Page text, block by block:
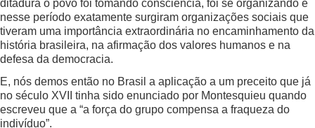
ditadura o povo foi tomando consciência, foi se organizando e
nesse período exatamente surgiram organizações sociais que
tiveram uma importância extraordinária no encaminhamento da
história brasileira, na afirmação dos valores humanos e na
defesa da democracia.
E, nós demos então no Brasil a aplicação a um preceito que já
no século XVII tinha sido enunciado por Montesquieu quando
escreveu que a “a força do grupo compensa a fraqueza do
indivíduo”.